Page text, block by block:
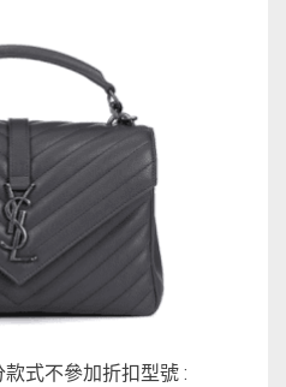
款式不參加折扣型號 :